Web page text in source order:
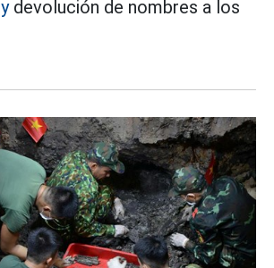
ydevolución de nombres a los